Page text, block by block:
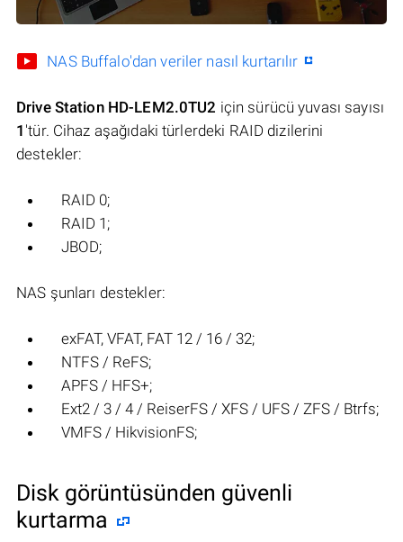
NAS Buffalo'dan veriler nasıl kurtarılır
Drive Station HD-LEM2.0TU2 için sürücü yuvası sayısı
1 'tür. Cihaz aşağıdaki türlerdeki RAID dizilerini
destekler:
RAID 0;
RAID 1;
JBOD;
NAS şunları destekler:
exFAT, VFAT, FAT 12 / 16 / 32;
NTFS / ReFS;
APFS / HFS+;
Ext2 / 3 / 4 / ReiserFS / XFS / UFS / ZFS / Btrfs;
VMFS / HikvisionFS;
Disk görüntüsünden güvenli
kurtarma